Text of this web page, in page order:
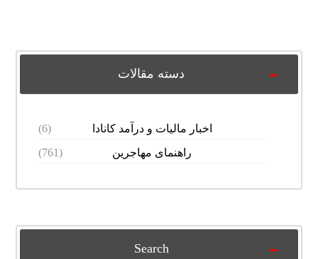
دسته مقالات
اخبار مالیات و درآمد کانادا
(6)
راهنمای مهاجرین
(761)
Search